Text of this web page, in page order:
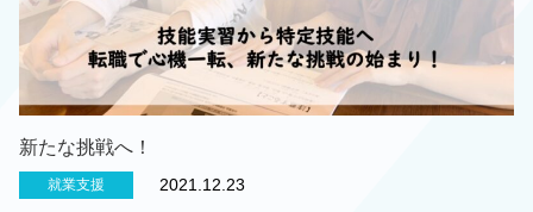
新たな挑戦へ！
就業支援 2021.12.23